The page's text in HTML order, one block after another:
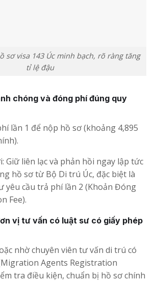
sơ visa 143 Úc minh bạch, rõ ràng tăng
tỉ lệ đậu
chóng và đóng phí đúng quy
lần 1 để nộp hồ sơ (khoảng 4,895
Giữ liên lạc và phản hồi ngay lập tức
hồ sơ từ Bộ Di trú Úc, đặc biệt là
yêu cầu trả phí lần 2 (Khoản Đóng
Fee).
vị tư vấn có luật sư có giấy phép
nhờ chuyên viên tư vấn di trú có
Agents Registration
tra điều kiện, chuẩn bị hồ sơ chính